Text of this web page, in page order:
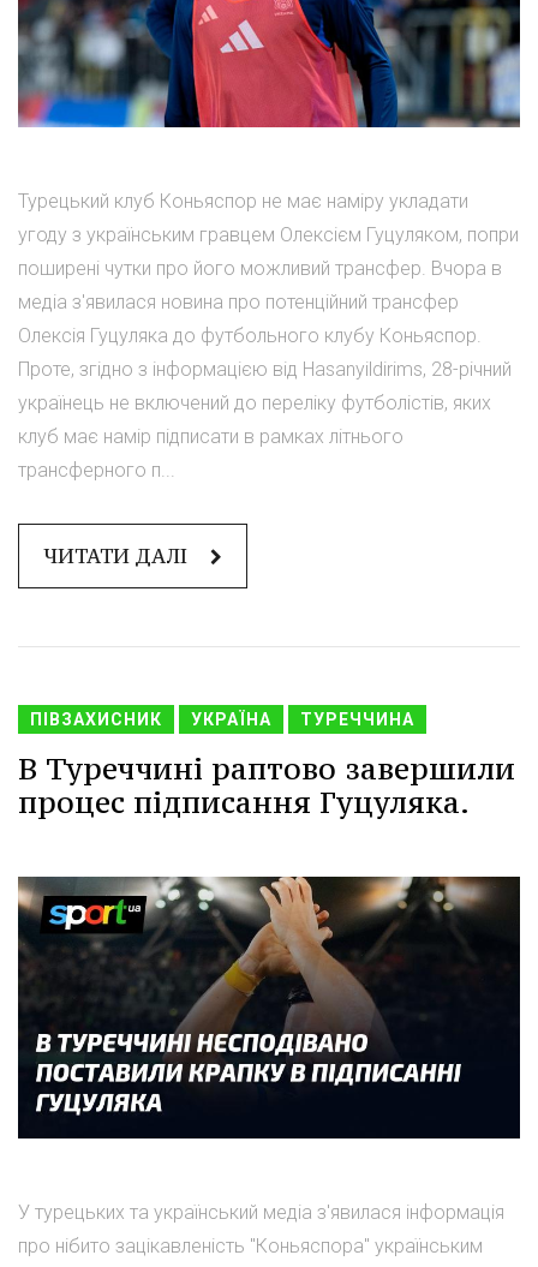
Турецький клуб Коньяспор не має наміру укладати
угоду з українським гравцем Олексієм Гуцуляком, попри
поширені чутки про його можливий трансфер. Вчора в
медіа з'явилася новина про потенційний трансфер
Олексія Гуцуляка до футбольного клубу Коньяспор.
Проте, згідно з інформацією від Hasanyildirims, 28-річний
українець не включений до переліку футболістів, яких
клуб має намір підписати в рамках літнього
трансферного п...
ЧИТАТИ ДАЛІ
ПІВЗАХИСНИК УКРАЇНА ТУРЕЧЧИНА
В Туреччині раптово завершили
процес підписання Гуцуляка.
У турецьких та український медіа з'явилася інформація
про нібито зацікавленість "Коньяспора" українським